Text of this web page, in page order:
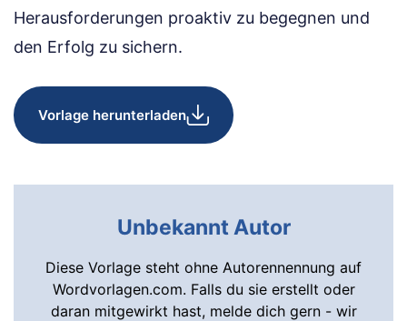
Herausforderungen proaktiv zu begegnen und
den Erfolg zu sichern.
Vorlage herunterladen
Unbekannt Autor
Diese Vorlage steht ohne Autorennennung auf
Wordvorlagen.com. Falls du sie erstellt oder
daran mitgewirkt hast, melde dich gern - wir